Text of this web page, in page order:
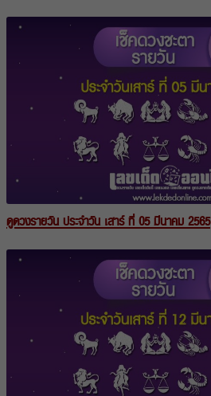
ดูดวงรายวัน ประจำวัน เสาร์ ที่ 05 มีนาคม 2565